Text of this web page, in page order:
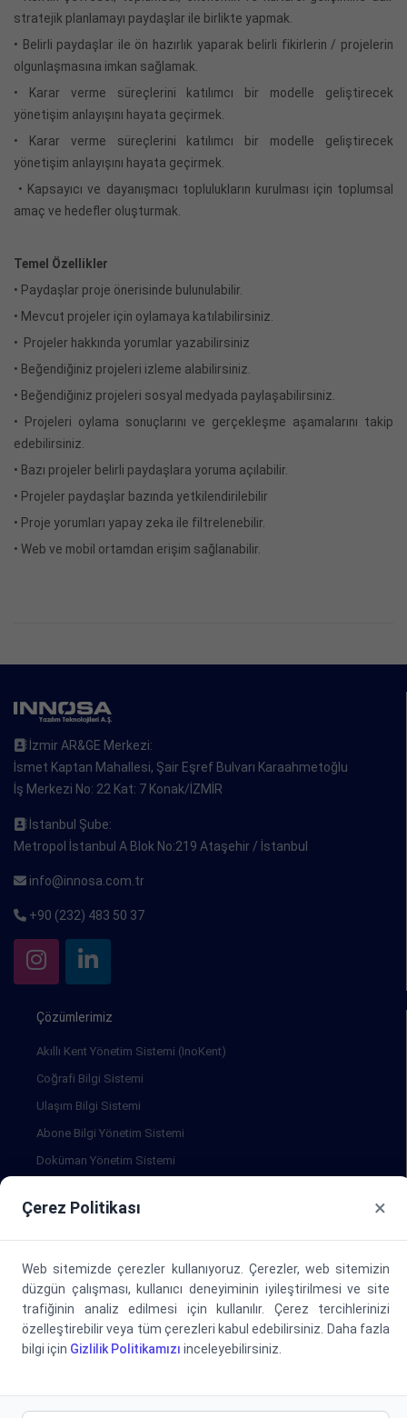
stratejik planlamayı paydaşlar ile birlikte yapmak.
• Belirli paydaşlar ile ön hazırlık yaparak belirli fikirlerin / projelerin
olgunlaşmasına imkan sağlamak.
• Karar verme süreçlerini katılımcı bir modelle geliştirecek
yönetişim anlayışını hayata geçirmek.
• Karar verme süreçlerini katılımcı bir modelle geliştirecek
yönetişim anlayışını hayata geçirmek.
• Kapsayıcı ve dayanışmacı toplulukların kurulması için toplumsal
amaç ve hedefler oluşturmak.
Temel Özellikler
• Paydaşlar proje önerisinde bulunulabilir.
• Mevcut projeler için oylamaya katılabilirsiniz.
• Projeler hakkında yorumlar yazabilirsiniz
• Beğendiğiniz projeleri izleme alabilirsiniz.
• Beğendiğiniz projeleri sosyal medyada paylaşabilirsiniz.
• Projeleri oylama sonuçlarını ve gerçekleşme aşamalarını takip
edebilirsiniz.
• Bazı projeler belirli paydaşlara yoruma açılabilir.
• Projeler paydaşlar bazında yetkilendirilebilir
• Proje yorumları yapay zeka ile filtrelenebilir.
• Web ve mobil ortamdan erişim sağlanabilir.
İzmir AR&GE Merkezi:
İsmet Kaptan Mahallesi, Şair Eşref Bulvarı Karaahmetoğlu
İş Merkezi No: 22 Kat: 7 Konak/İZMİR
İstanbul Şube:
Metropol İstanbul A Blok No:219 Ataşehir / İstanbul
info@innosa.com.tr
+90 (232) 483 50 37
Çözümlerimiz
Akıllı Kent Yönetim Sistemi (InoKent)
Coğrafi Bilgi Sistemi
Ulaşım Bilgi Sistemi
Abone Bilgi Yönetim Sistemi
Doküman Yönetim Sistemi
Halkla İlişkiler Merkezi Uygulaması
İş Takip Uygulaması
Sanal Kent Meclisi Uygulaması
Karar Destek Sistemi
KVKK Yönetim Bilgi Sistemi
İç Denetim Takip Sistemi
×
Çerez Politikası
Web sitemizde çerezler kullanıyoruz. Çerezler, web sitemizin
düzgün çalışması, kullanıcı deneyiminin iyileştirilmesi ve site
trafiğinin analiz edilmesi için kullanılır. Çerez tercihlerinizi
özelleştirebilir veya tüm çerezleri kabul edebilirsiniz. Daha fazla
bilgi için Gizlilik Politikamızı inceleyebilirsiniz.